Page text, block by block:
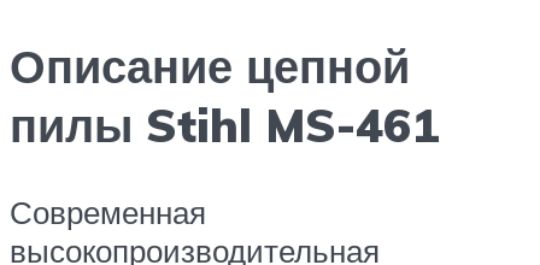
Описание цепной
пилы Stihl MS-461
Современная
высокопроизводительная